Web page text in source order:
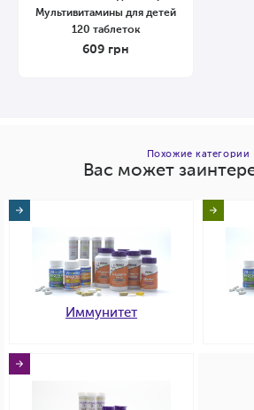
Мультивитамины для детей
120 таблеток
609 грн
Похожие категории
Вас может
Иммунитет